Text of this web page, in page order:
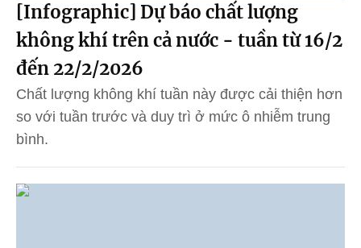
[Infographic] Dự báo chất lượng
không khí trên cả nước - tuần từ 16/2
đến 22/2/2026
Chất lượng không khí tuần này được cải thiện hơn
so với tuần trước và duy trì ở mức ô nhiễm trung
bình.